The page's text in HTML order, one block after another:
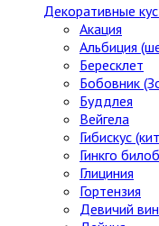
Декоративные
Акация
Альбиция
Бересклет
Бобовник
Буддлея
Вейгела
Гибискус
Гинкго
Глициния
Гортензия
Девичий